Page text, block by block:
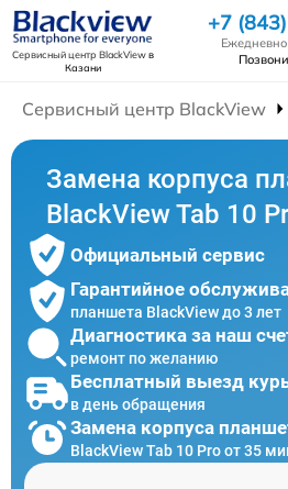
Сервисный центр BlackViewв
Казани
+7
Сервисный центр BlackView
Замена корпуса
BlackView Tab 10
Официальный сервис
Гарантийное
планшета BlackView до 3 лет
Диагностика за наш
ремонт по желанию
Бесплатный выезд
в день обращения
Замена корпуса
BlackView Tab 10 Pro от 35